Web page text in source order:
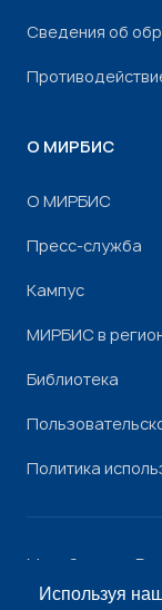
Используя
Сведения об
О МИРБИС
О МИРБИС
Пресс-служба
Кампус
МИРБИС в
Библиотека
Политика
Минобрнауки
Роскомнадзор